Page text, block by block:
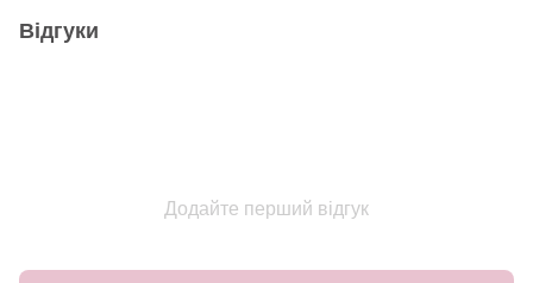
Відгуки
Додайте перший відгук